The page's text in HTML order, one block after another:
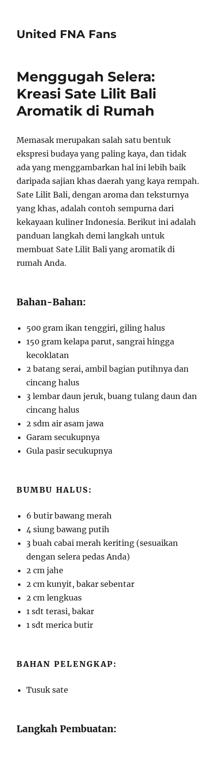
United FNA Fans
Menggugah Selera:
Kreasi Sate Lilit Bali
Aromatik di Rumah
Memasak merupakan salah satu bentuk
ekspresi budaya yang paling kaya, dan tidak
ada yang menggambarkan hal ini lebih baik
daripada sajian khas daerah yang kaya rempah.
Sate Lilit Bali, dengan aroma dan teksturnya
yang khas, adalah contoh sempurna dari
kekayaan kuliner Indonesia. Berikut ini adalah
panduan langkah demi langkah untuk
membuat Sate Lilit Bali yang aromatik di
rumah Anda.
Bahan-Bahan:
500 gram ikan tenggiri, giling halus
150 gram kelapa parut, sangrai hingga
kecoklatan
2 batang serai, ambil bagian putihnya dan
cincang halus
3 lembar daun jeruk, buang tulang daun dan
cincang halus
2 sdm air asam jawa
Garam secukupnya
Gula pasir secukupnya
BUMBU HALUS:
6 butir bawang merah
4 siung bawang putih
3 buah cabai merah keriting (sesuaikan
dengan selera pedas Anda)
2 cm jahe
2 cm kunyit, bakar sebentar
2 cm lengkuas
1 sdt terasi, bakar
1 sdt merica butir
BAHAN PELENGKAP:
Tusuk sate
Langkah Pembuatan: